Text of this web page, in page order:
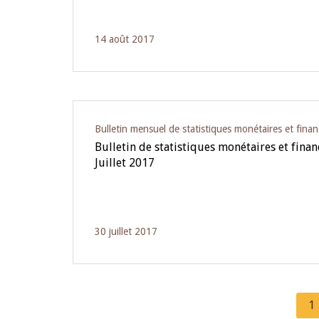
14 août 2017
Bulletin mensuel de statistiques monétaires et
Bulletin de statistiques monétaires et
Juillet 2017
30 juillet 2017
1